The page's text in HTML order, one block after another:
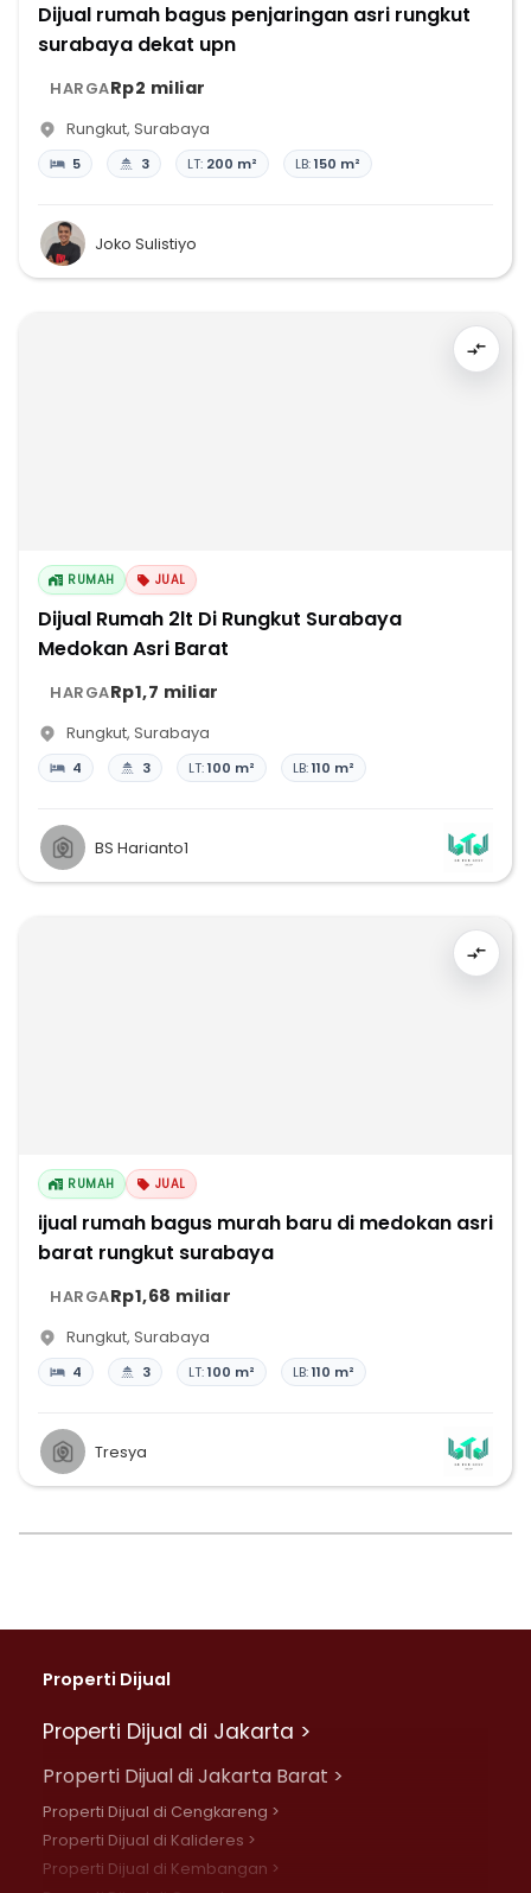
Dijual rumah bagus penjaringan asri rungkut
surabaya dekat upn
HARGARp2 miliar
Rungkut, Surabaya
5 3 LT: 200 m² LB:150 m²
Joko Sulistiyo
RUMAH JUAL
Dijual Rumah 2lt Di Rungkut Surabaya
Medokan Asri Barat
HARGARp1,7 miliar
Rungkut, Surabaya
4 3 LT:100 m² LB:110 m²
BS Harianto1
RUMAH JUAL
ijual rumah bagus murah baru di medokan asri
barat rungkut surabaya
HARGARp1,68 miliar
Rungkut, Surabaya
4 3 LT:100 m² LB:110 m²
Tresya
Properti Dijual
Properti Dijual di Jakarta >
Properti Dijual di Jakarta Barat >
Properti Dijual di Cengkareng >
Properti Dijual di Kalideres >
Properti Dijual di Kembangan >